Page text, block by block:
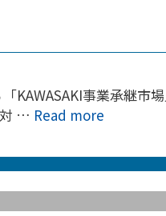
KAWASAKI事業承継市
… Read more